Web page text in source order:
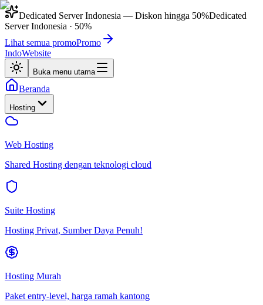
Dedicated Server Indonesia — Diskon hingga 50%Dedicated
Server Indonesia · 50%
Lihat semua promoPromo
IndoWebsite
Buka menu utama
Beranda
Hosting
Web Hosting
Shared Hosting dengan teknologi cloud
Suite Hosting
Hosting Privat, Sumber Daya Penuh!
Hosting Murah
Paket entry-level, harga ramah kantong